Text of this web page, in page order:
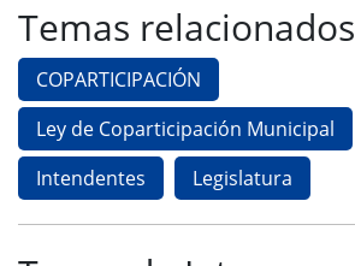
Temas relacionados
COPARTICIPACIÓN
Ley de Coparticipación Municipal
Intendentes
Legislatura